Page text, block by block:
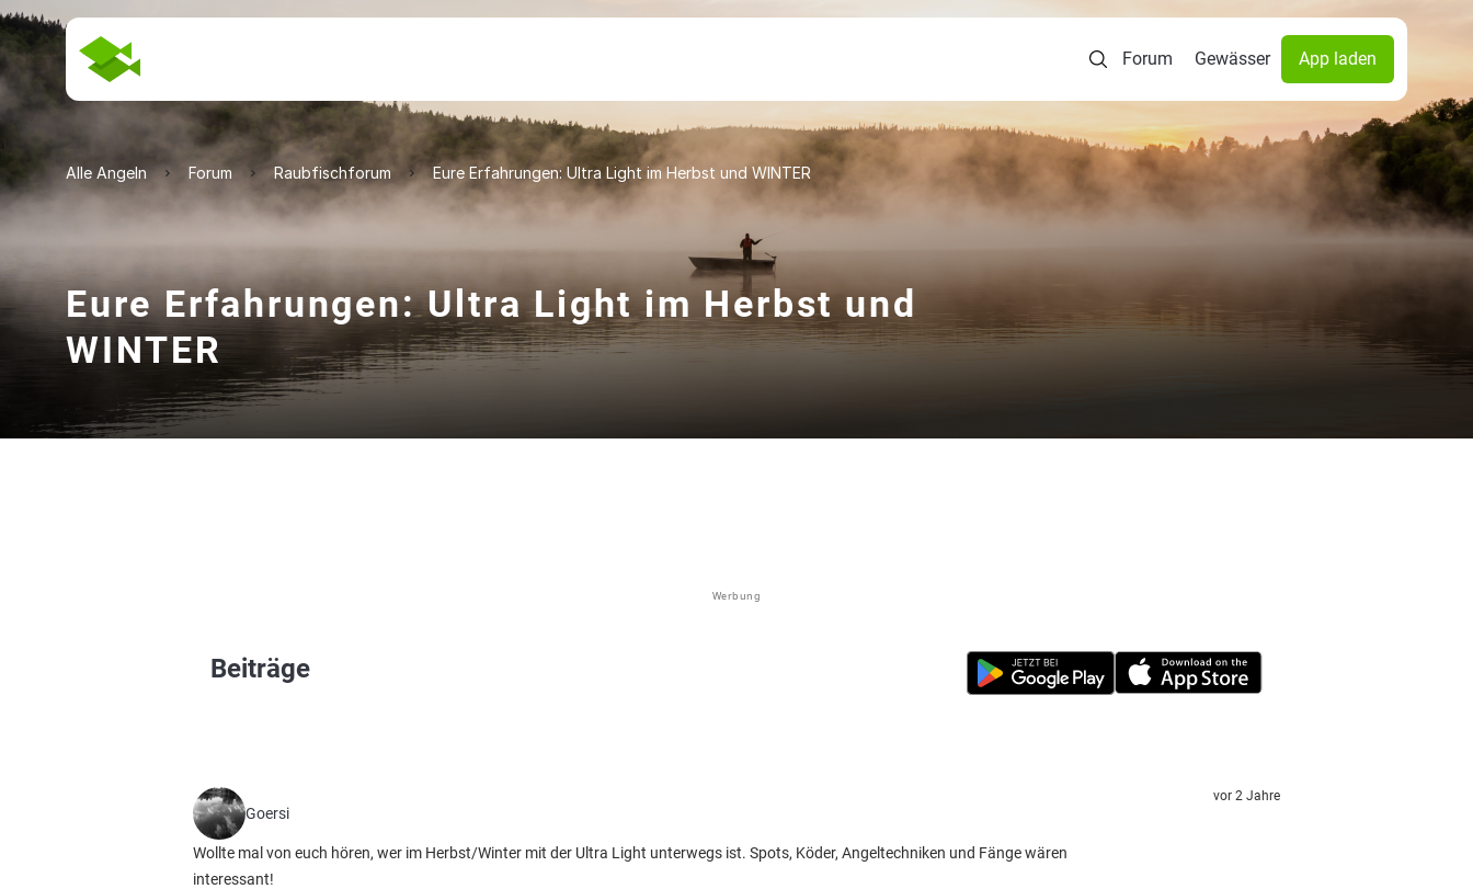
Forum Gewässer App laden
Alle Angeln Forum Raubfischforum Eure Erfahrungen: Ultra Light im Herbst und WINTER
Eure Erfahrungen: Ultra Light im Herbst und
WINTER
Werbung
Beiträge
Goersi
Wollte mal von euch hören, wer im Herbst/Winter mit der Ultra Light unterwegs ist. Spots, Köder, Angeltechniken und Fänge wären
interessant!
vor 2 Jahre